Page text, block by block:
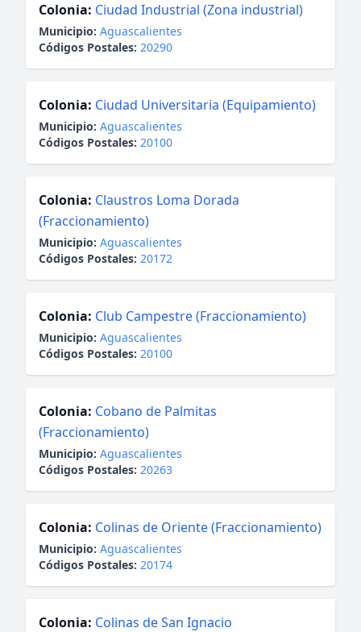
Colonia: Ciudad Industrial (Zona industrial)
Municipio: Aguascalientes
Códigos Postales: 20290
Colonia: Ciudad Universitaria (Equipamiento)
Municipio: Aguascalientes
Códigos Postales: 20100
Colonia: Claustros Loma Dorada
(Fraccionamiento)
Municipio: Aguascalientes
Códigos Postales: 20172
Colonia: Club Campestre (Fraccionamiento)
Municipio: Aguascalientes
Códigos Postales: 20100
Colonia: Cobano de Palmitas
(Fraccionamiento)
Municipio: Aguascalientes
Códigos Postales: 20263
Colonia: Colinas de Oriente (Fraccionamiento)
Municipio: Aguascalientes
Códigos Postales: 20174
Colonia: Colinas de San Ignacio